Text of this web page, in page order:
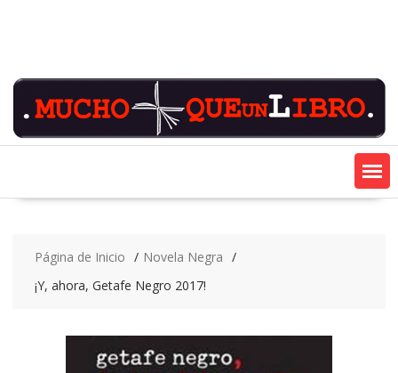
Página de Inicio
Novela Negra
¡Y, ahora, Getafe Negro 2017!